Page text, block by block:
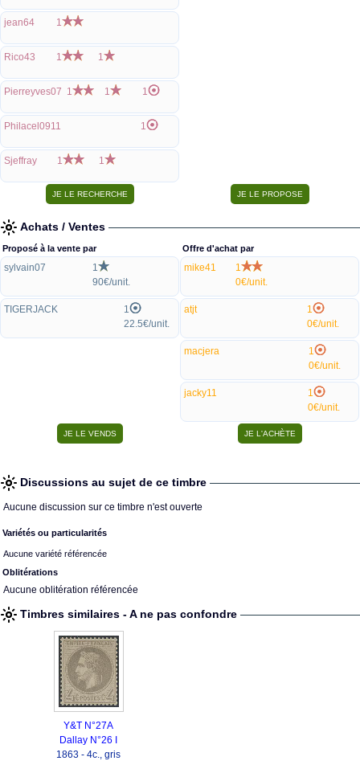
jean64 1
Rico43 1 1
Pierreyves07 1 1 1
Philacel0911 1
Sjeffray 1 1
Achats / Ventes
Proposé à la vente par
sylvain07
1
90€/unit.
TIGERJACK
1
22.5€/unit.
Offre d'achat par
mike41
1
0€/unit.
atjt
1
0€/unit.
macjera
1
0€/unit.
jacky11
1
0€/unit.
Discussions au sujet de ce timbre
Aucune discussion sur ce timbre n'est ouverte
Variétés ou particularités
Aucune variété référencée
Oblitérations
Aucune oblitération référencée
Timbres similaires - A ne pas confondre
Y&T N°27A
Dallay N°26 I
1863 - 4c., gris